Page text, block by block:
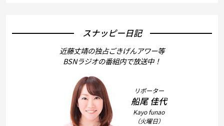
スナッピー日記
近藤丈靖の独占ごきげんアワー等
BSNラジオの番組内で放送中！
リポーター
船尾 佳代
Kayo funao
（火曜日）